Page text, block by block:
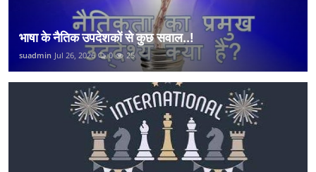
भाषा के नैतिक उपदेशकों से कुछ सवाल..!
suadmin Jul 26, 2026 0 25